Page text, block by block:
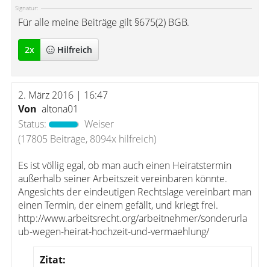
Signatur:
Für alle meine Beiträge gilt §675(2) BGB.
2x Hilfreich
2. März 2016 | 16:47
Von altona01
Status:
Weiser
(17805 Beiträge, 8094x hilfreich)
Es ist völlig egal, ob man auch einen Heiratstermin
außerhalb seiner Arbeitszeit vereinbaren könnte.
Angesichts der eindeutigen Rechtslage vereinbart man
einen Termin, der einem gefällt, und kriegt frei.
http://www.arbeitsrecht.org/arbeitnehmer/sonderurla
ub-wegen-heirat-hochzeit-und-vermaehlung/
Zitat: